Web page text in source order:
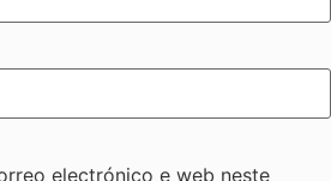
electrónico e web neste